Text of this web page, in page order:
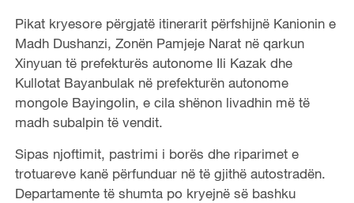
Pikat kryesore përgjatë itinerarit përfshijnë Kanionin e
Madh Dushanzi, Zonën Pamjeje Narat në qarkun
Xinyuan të prefekturës autonome Ili Kazak dhe
Kullotat Bayanbulak në prefekturën autonome
mongole Bayingolin, e cila shënon livadhin më të
madh subalpin të vendit.
Sipas njoftimit, pastrimi i borës dhe riparimet e
trotuareve kanë përfunduar në të gjithë autostradën.
Departamente të shumta po kryejnë së bashku